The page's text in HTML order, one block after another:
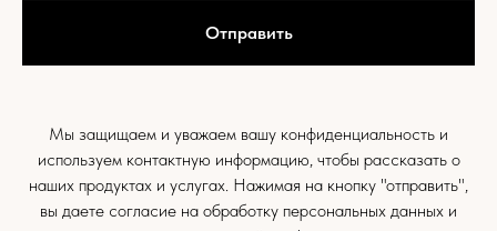
Отправить
Мы защищаем и уважаем вашу конфиденциальность и
используем контактную информацию, чтобы рассказать о
наших продуктах и услугах. Нажимая на кнопку "отправить",
вы даете согласие на обработку персональных данных и